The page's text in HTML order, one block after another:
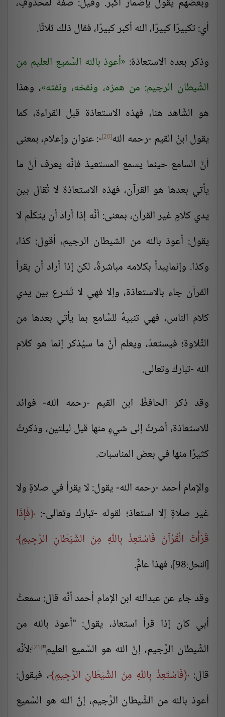
أي: تكبيرًا كبيرًا، الله أكبر كبيرًا، فقال ذلك ثلاثًا.
وذكر بعده الاستعاذة: أعوذ بالله السَّميع العليم من
الشَّيطان الرجيم: من همزه، ونفخه، ونفثه ، وهذا
هو الشَّاهد هنا، فهذه الاستعاذة قبل القراءة، كما
يقول ابنُ القيم -رحمه الله[20]
-: عنوان وإعلام، بمعنى
أنَّ السامع حينما يسمع المستعيذ فإنَّه يعرف أنَّ ما
يأتي بعدها هو القرآن، فهذه الاستعاذة لا تُقال بين
يدي كلامٍ غير القرآن، بمعنى: أنَّه إذا أراد أن يتكلّم لا
يقول: أعوذ بالله من الشيطان الرجيم، أقول: كذا،
وكذا. وإنمايبدأ بكلامه مباشرةً، لكن إذا أراد أن يقرأ
القرآن جاء بالاستعاذة، وإلا فهي لا تُشرع بين يدي
كلام الناس، فهي تنبيهٌ للسَّامع بما يأتي بعدها من
التِّلاوة؛ فيستعدّ، ويعلم أنَّ ما سيُذكر إنما هو كلام
الله -تبارك وتعالى.
وقد ذكر الحافظُ ابن القيم -رحمه الله- فوائد
للاستعاذة، أشرتُ إلى شيءٍ منها قبل ليلتين، وذكرتُ
كثيرًا منها في بعض المناسبات.
والإمام أحمد -رحمه الله- يقول: لا يقرأ في صلاةٍ ولا
غير صلاةٍ إلا استعاذ؛ لقوله -تبارك وتعالى-: فَإِذَا
قَرَأْتَ الْقُرْآنَ فَاسْتَعِذْ بِاللَّهِ مِنَ الشَّيْطَانِ الرَّجِيمِ
[النحل:98]
، فهذا عامٌّ.
وقد جاء عن عبدالله ابن الإمام أحمد أنَّه قال: سمعتُ
أبي كان إذا قرأ استعاذ، يقول: "أعوذ بالله من
الشَّيطان الرَّجيم، إنَّ الله هو السَّميع العليم"[21]
؛لأنَّه
قال: فَاسْتَعِذْ بِاللَّهِ مِنَ الشَّيْطَانِ الرَّجِيمِ ، فيقول:
أعوذ بالله من الشَّيطان الرَّجيم، إنَّ الله هو السَّميع